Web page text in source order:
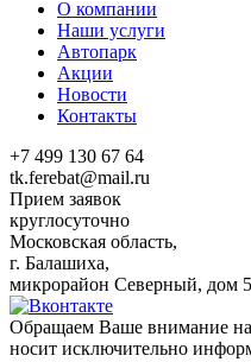
О компании
Наши услуги
Автопарк
Акции
Новости
Контакты
+7 499 130 67 64
tk.ferebat@mail.ru
Прием заявок
круглосуточно
Московская область,
г. Балашиха,
микрорайон Северный, дом
Обращаем Ваше внимание на
носит исключительно